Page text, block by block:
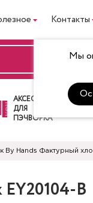
Контакты
Мы
АКСЕССУАРЫ
ДЛЯ
ПЭЧВОРКА
By Hands Фактурный
B